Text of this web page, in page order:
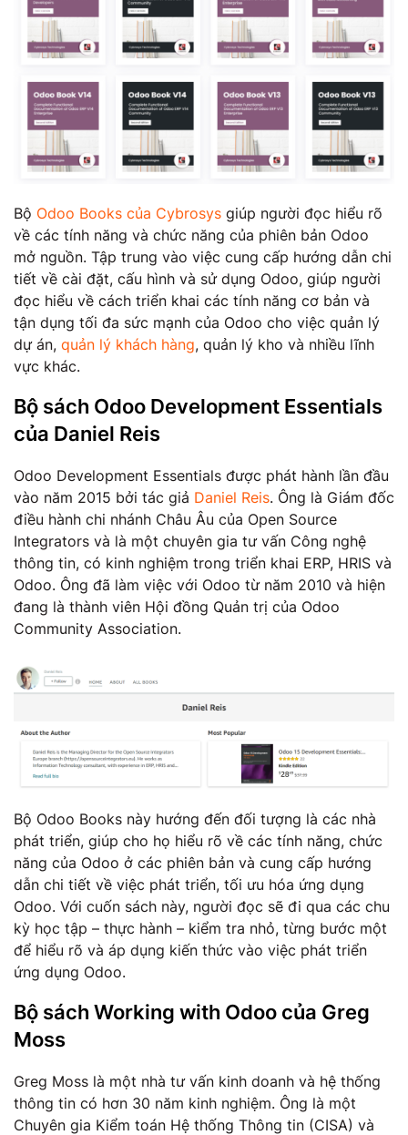
Bộ Odoo Books của Cybrosys giúp người đọc hiểu rõ
về các tính năng và chức năng của phiên bản Odoo
mở nguồn. Tập trung vào việc cung cấp hướng dẫn chi
tiết về cài đặt, cấu hình và sử dụng Odoo, giúp người
đọc hiểu về cách triển khai các tính năng cơ bản và
tận dụng tối đa sức mạnh của Odoo cho việc quản lý
dự án, quản lý khách hàng, quản lý kho và nhiều lĩnh
vực khác.
Bộ sách Odoo Development Essentials
của Daniel Reis
Odoo Development Essentials được phát hành lần đầu
vào năm 2015 bởi tác giả Daniel Reis. Ông là Giám đốc
điều hành chi nhánh Châu Âu của Open Source
Integrators và là một chuyên gia tư vấn Công nghệ
thông tin, có kinh nghiệm trong triển khai ERP, HRIS và
Odoo. Ông đã làm việc với Odoo từ năm 2010 và hiện
đang là thành viên Hội đồng Quản trị của Odoo
Community Association.
Bộ Odoo Books này hướng đến đối tượng là các nhà
phát triển, giúp cho họ hiểu rõ về các tính năng, chức
năng của Odoo ở các phiên bản và cung cấp hướng
dẫn chi tiết về việc phát triển, tối ưu hóa ứng dụng
Odoo. Với cuốn sách này, người đọc sẽ đi qua các chu
kỳ học tập – thực hành – kiểm tra nhỏ, từng bước một
để hiểu rõ và áp dụng kiến thức vào việc phát triển
ứng dụng Odoo.
Bộ sách Working with Odoo của Greg
Moss
Greg Moss là một nhà tư vấn kinh doanh và hệ thống
thông tin có hơn 30 năm kinh nghiệm. Ông là một
Chuyên gia Kiểm toán Hệ thống Thông tin (CISA) và